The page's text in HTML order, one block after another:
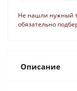
Не нашли нужный
обязательно
Описание